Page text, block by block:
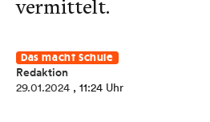
vermittelt.
Das macht Schule
Redaktion
29.01.2024 , 11:24 Uhr